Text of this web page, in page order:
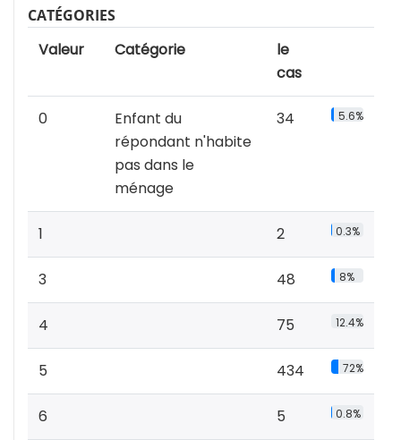
CATÉGORIES
Valeur Catégorie
le
cas
0
Enfant du
répondant n'habite
pas dans le
ménage
34 5.6%
1 2 0.3%
3 48 8%
4 75 12.4%
5 434 72%
6 5 0.8%